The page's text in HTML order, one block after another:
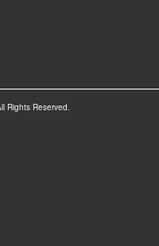
Rights Reserved.